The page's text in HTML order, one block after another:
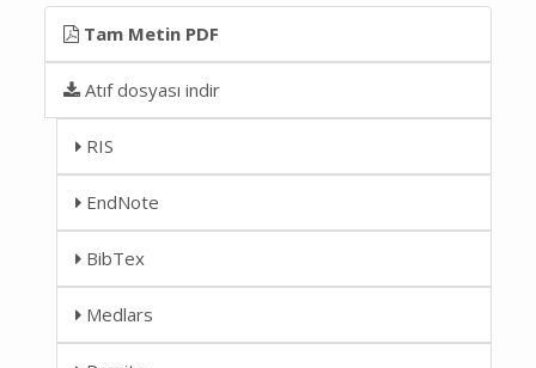
Tam Metin PDF
Atıf dosyası indir
RIS
EndNote
BibTex
Medlars